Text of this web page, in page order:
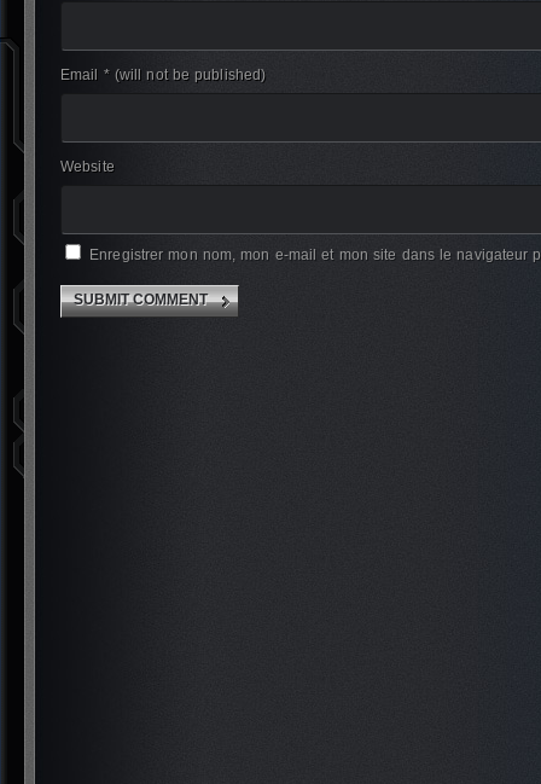
Email * (will not be published)
Website
Enregistrer mon nom, mon e-mail et mon site dans le navigateur